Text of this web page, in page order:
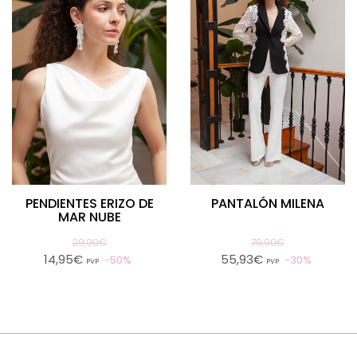
PENDIENTES ERIZO DE
MAR NUBE
29,90€
14,95€ PVP 50%
PANTALÓN MILENA
79,90€
55,93€ PVP 30%